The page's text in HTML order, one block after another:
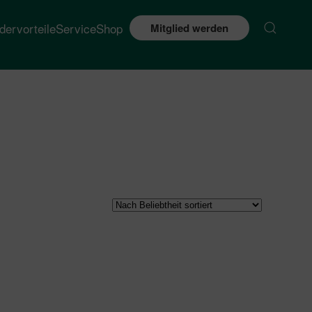
ServiceShop Mitglied werden